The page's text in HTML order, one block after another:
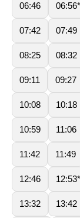
06:46 06:56*
07:42 07:49
08:25 08:32
09:11 09:27
10:08 10:18
10:59 11:06
11:42 11:49
12:46 12:53*
13:32 13:42